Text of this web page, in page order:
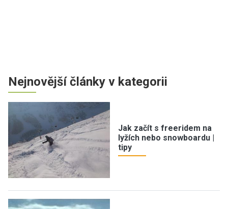
Nejnovější články v kategorii
Jak začít s freeridem na
lyžích nebo snowboardu |
tipy